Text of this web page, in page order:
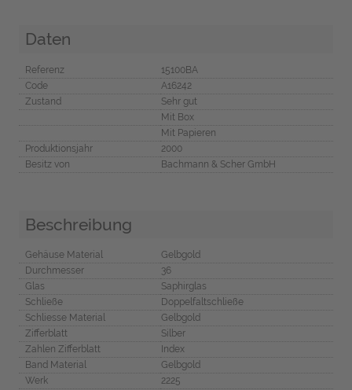
Daten
Referenz
15100BA
Code
A16242
Zustand
Sehr gut
Mit Box
Mit Papieren
Produktionsjahr
2000
Besitz von
Bachmann & Scher GmbH
Beschreibung
Gehäuse Material
Gelbgold
Durchmesser
36
Glas
Saphirglas
Schließe
Doppelfaltschließe
Schliesse Material
Gelbgold
Zifferblatt
Silber
Zahlen Zifferblatt
Index
Band Material
Gelbgold
Werk
2225